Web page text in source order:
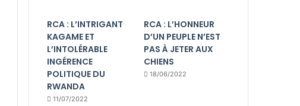
RCA : L’INTRIGANT
KAGAME ET
L’INTOLÉRABLE
INGÉRENCE
POLITIQUE DU
RWANDA
11/07/2022
RCA : L’HONNEUR
D’UN PEUPLE N’EST
PAS À JETER AUX
CHIENS
18/06/2022